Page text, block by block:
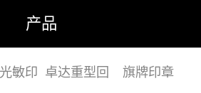
产品
敏印 卓达重型回 旗牌印章